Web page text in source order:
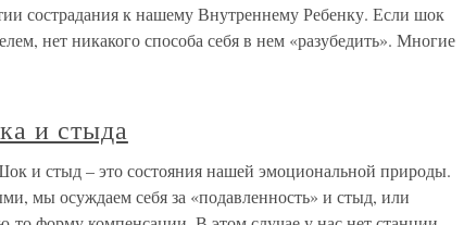
сострадания к нашему Внутреннему Ребенку. Если шок
нет никакого способа себя в нем «разубедить». Многие
и стыда
и стыд – это состояния нашей эмоциональной природы.
мы осуждаем себя за «подавленность» и стыд, или